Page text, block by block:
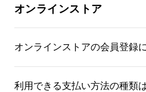
オンラインストア
オンラインストアの会員登録
利用できる支払い方法の種類